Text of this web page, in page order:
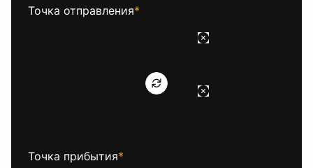
Точка отправления*
Точка прибытия*